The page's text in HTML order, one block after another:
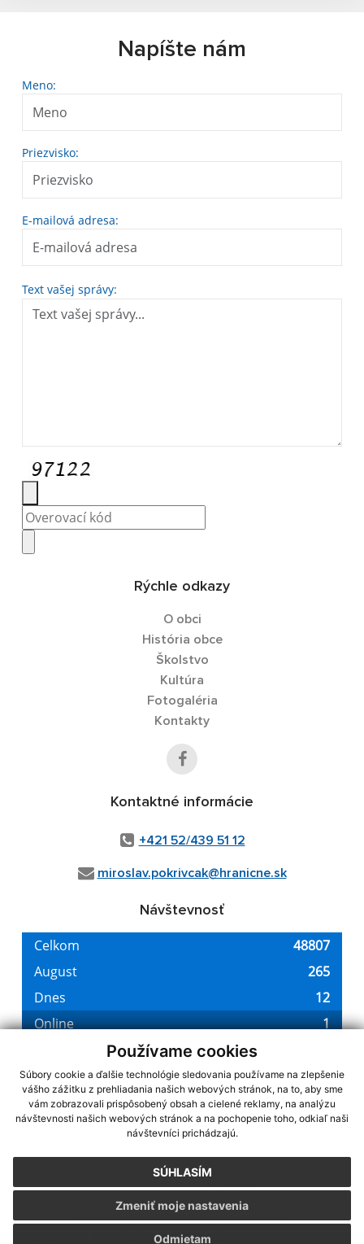
Používame cookies
Súbory cookie a ďalšie technológie sledovania používame na zlepšenie
vášho zážitku z prehliadania našich webových stránok, na to, aby sme
vám zobrazovali prispôsobený obsah a cielené reklamy, na analýzu
návštevnosti našich webových stránok a na pochopenie toho, odkiaľ naši
návštevníci prichádzajú.
SÚHLASÍM
Odmietam
Zmeniť moje nastavenia
Napíšte nám
Meno:
Priezvisko:
E-mailová adresa:
Text vašej správy:
Rýchle odkazy
O obci
História obce
Školstvo
Kultúra
Fotogaléria
Kontakty
Kontaktné informácie
+421 52/439 51 12
miroslav.pokrivcak@hranicne.sk
Návštevnosť
využite možnosť získavania aktuálnych informácií s využitím RSS
CMS systém (redakčný) systém ECHELON 2,Mapa stránok,web portál
webex.digital, s.r.o.,domény,registrácia domény
Posledná aktualizácia:07.08.2026
Vytlačiť stránku|Vyhlásenie o prístupnosti